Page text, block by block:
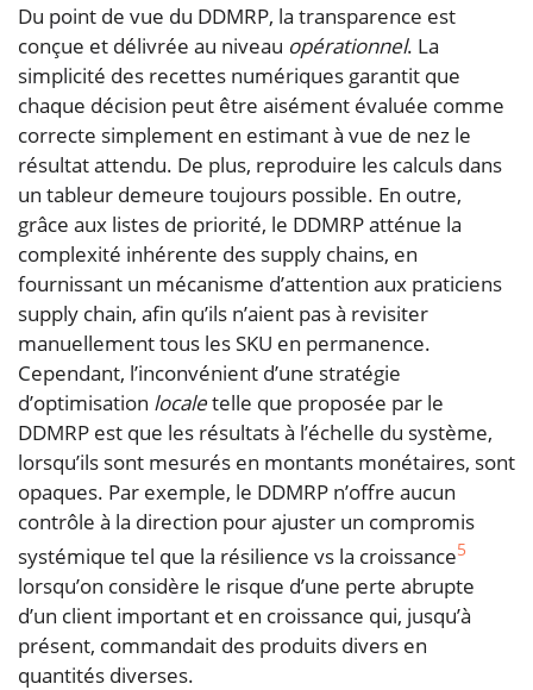
Du point de vue du DDMRP, la transparence est
conçue et délivrée au niveau opérationnel. La
simplicité des recettes numériques garantit que
chaque décision peut être aisément évaluée comme
correcte simplement en estimant à vue de nez le
résultat attendu. De plus, reproduire les calculs dans
un tableur demeure toujours possible. En outre,
grâce aux listes de priorité, le DDMRP atténue la
complexité inhérente des supply chains, en
fournissant un mécanisme d’attention aux praticiens
supply chain, afin qu’ils n’aient pas à revisiter
manuellement tous les SKU en permanence.
Cependant, l’inconvénient d’une stratégie
d’optimisation localetelle que proposée par le
DDMRP est que les résultats à l’échelle du système,
lorsqu’ils sont mesurés en montants monétaires, sont
opaques. Par exemple, le DDMRP n’offre aucun
contrôle à la direction pour ajuster un compromis
systémique tel que la résilience vs la croissance5
lorsqu’on considère le risque d’une perte abrupte
d’un client important et en croissance qui, jusqu’à
présent, commandait des produits divers en
quantités diverses.